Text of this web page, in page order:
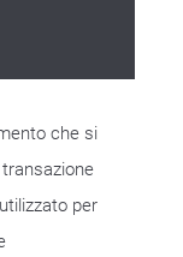
che si
transazione
per